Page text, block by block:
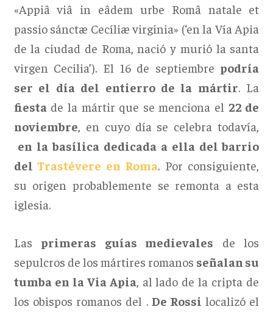
«Appiâ viâ in eâdem urbe Româ natale et
passio sánctæ Cecíliæ virginia» (‘en la Vía Apia
de la ciudad de Roma, nació y murió la santa
virgen Cecilia’). El 16 de septiembre podría
ser el día del entierro de la mártir. La
fiestade la mártir que se menciona el 22 de
noviembre, en cuyo día se celebra todavía,
en la basílica dedicada a ella del barrio
delTrastévere en Roma. Por consiguiente,
su origen probablemente se remonta a esta
iglesia.
Las primeras guías medievales de los
sepulcros de los mártires romanos señalan su
tumba en la Via Apia, al lado de la cripta de
los obispos romanos del . De Rossi localizó el